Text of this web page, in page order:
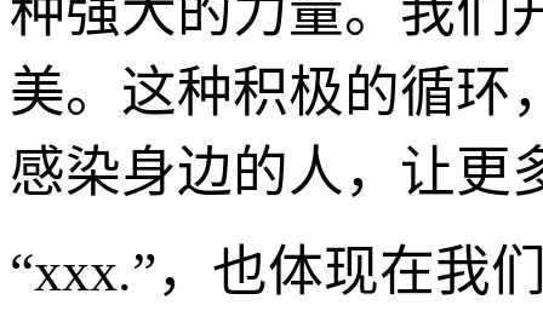
种强大的力量。我们
美。这种积极的循环
感染身边的人，让更
“xxx.”，也体现在我